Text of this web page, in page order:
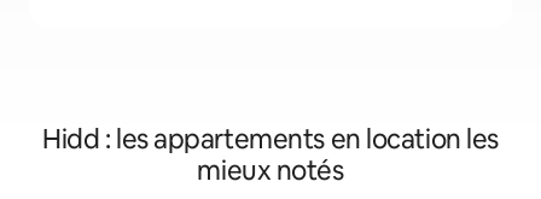
Hidd : les appartements en location les
mieux notés